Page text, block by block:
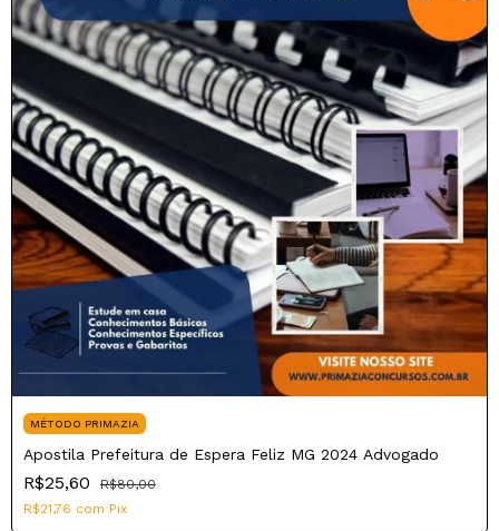
MÉTODO PRIMAZIA
Apostila Prefeitura de Espera Feliz MG 2024 Advogado
R$25,60
R$80,00
R$21,76 com Pix